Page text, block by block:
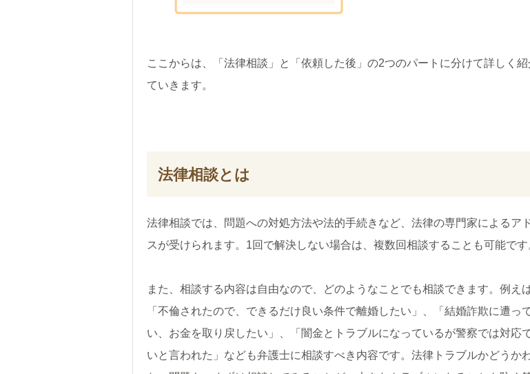
ここからは、「法律相談」と「依頼した後」の2つのパートに分けて詳しく紹
ていきます。
法律相談とは
法律相談では、問題への対処方法や法的手続きなど、法律の専門家によるア
スが受けられます。1回で解決しない場合は、複数回相談することも可能です
また、相談する内容は自由なので、どのようなことでも相談できます。例えば
「不倫されたので、できるだけ良い条件で離婚したい」、「結婚詐欺に遭っ
い、お金を取り戻したい」、「闇金とトラブルになっているが警察では対応
いと言われた」なども弁護士に相談すべき内容です。法律トラブルかどうか